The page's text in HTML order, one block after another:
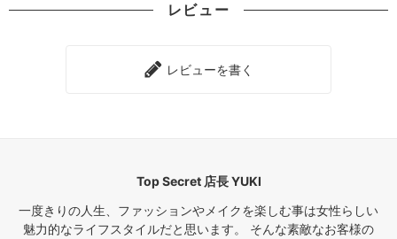
レビュー
レビューを書く
Top Secret 店長 YUKI
一度きりの人生、ファッションやメイクを楽しむ事は女性らしい
魅力的なライフスタイルだと思います。 そんな素敵なお客様の